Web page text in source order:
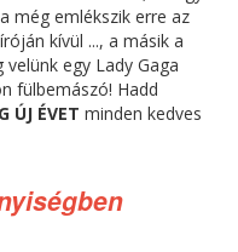
még emlékszik erre az
kívül ..., a másik a
egy Lady Gaga
fülbemászó! Hadd
ÚJ ÉVET minden kedves